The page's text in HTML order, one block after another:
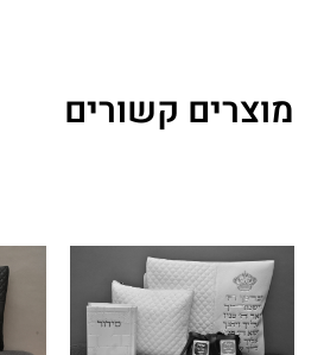
מוצרים קשורים